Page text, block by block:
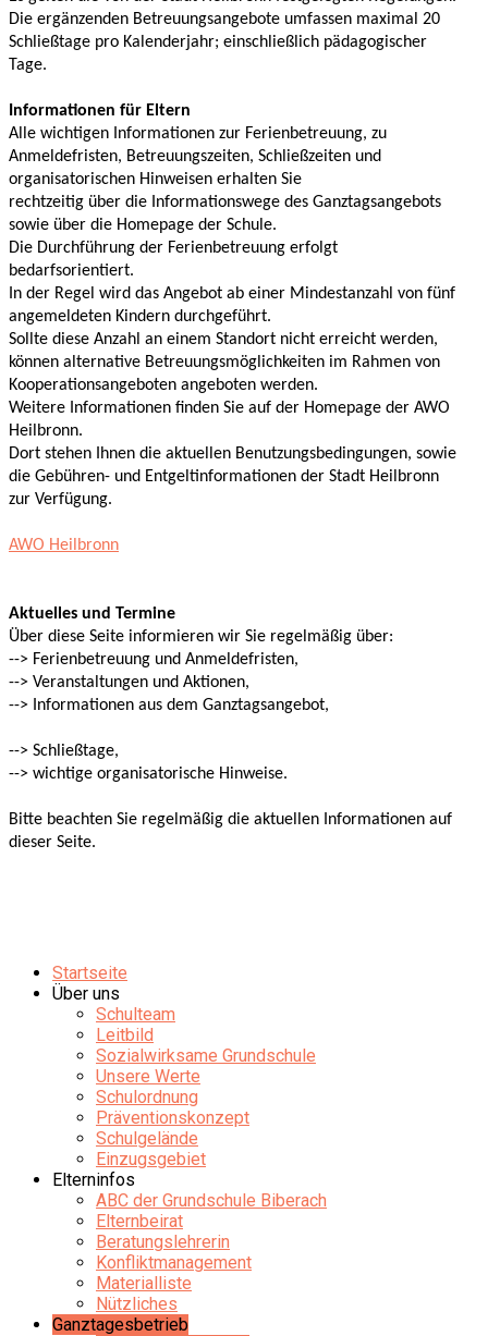
Die ergänzenden Betreuungsangebote umfassen maximal 20
Schließtage pro Kalenderjahr; einschließlich pädagogischer
Tage.
Informationen für Eltern
Alle wichtigen Informationen zur Ferienbetreuung, zu
Anmeldefristen, Betreuungszeiten, Schließzeiten und
organisatorischen Hinweisen erhalten Sie
rechtzeitig über die Informationswege des Ganztagsangebots
sowie über die Homepage der Schule.
Die Durchführung der Ferienbetreuung erfolgt
bedarfsorientiert.
In der Regel wird das Angebot ab einer Mindestanzahl von fünf
angemeldeten Kindern durchgeführt.
Sollte diese Anzahl an einem Standort nicht erreicht werden,
können alternative Betreuungsmöglichkeiten im Rahmen von
Kooperationsangeboten angeboten werden.
Weitere Informationen finden Sie auf der Homepage der AWO
Heilbronn.
Dort stehen Ihnen die aktuellen Benutzungsbedingungen, sowie
die Gebühren- und Entgeltinformationen der Stadt Heilbronn
zur Verfügung.
AWO Heilbronn
Aktuelles und Termine
Über diese Seite informieren wir Sie regelmäßig über:
--> Ferienbetreuung und Anmeldefristen,
--> Veranstaltungen und Aktionen,
--> Informationen aus dem Ganztagsangebot,
--> Schließtage,
--> wichtige organisatorische Hinweise.
Bitte beachten Sie regelmäßig die aktuellen Informationen auf
dieser Seite.
Startseite
Über uns
Schulteam
Leitbild
Sozialwirksame Grundschule
Unsere Werte
Schulordnung
Präventionskonzept
Schulgelände
Einzugsgebiet
Elterninfos
ABC der Grundschule Biberach
Elternbeirat
Beratungslehrerin
Konfliktmanagement
Materialliste
Nützliches
Ganztagesbetrieb